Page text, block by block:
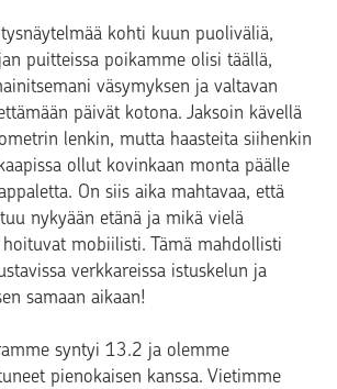
kohti kuun puoliväliä,
puitteissa poikamme olisi täällä,
väsymyksen ja valtavan
päivät kotona. Jaksoin kävellä
lenkin, mutta haasteita siihenkin
ollut kovinkaan monta päälle
On siis aika mahtavaa, että
nykyään etänä ja mikä vielä
mobiilisti. Tämä mahdollisti
verkkareissa istuskelun ja
samaan aikaan!
syntyi 13.2 ja olemme
pienokaisen kanssa. Vietimme